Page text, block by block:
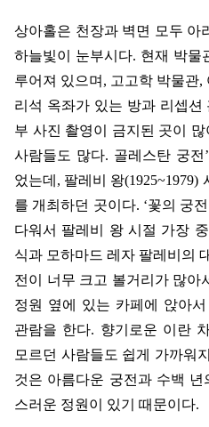
상아홀은 천장과 벽면 모두 아
하늘빛이 눈부시다. 현재 박물
루어져 있으며 , 고고학 박물관,
리석 옥좌가 있는 방과 리셉션
부 사진 촬영이 금지된 곳이
사람들도 많다. 골레스탄 궁전 ’
었는데 , 팔레비 왕(1925~1979)
를 개최하던 곳이다. ‘꽃의 궁전
다워서 팔레비 왕 시절 가장
식과 모하마드 레자 팔레비의
전이 너무 크고 볼거리가 많아
정원 옆에 있는 카페에 앉아
관람을 한다. 향기로운 이란
모르던 사람들도 쉽게 가까워
것은 아름다운 궁전과 수백
스러운 정원이 있기 때문이다.